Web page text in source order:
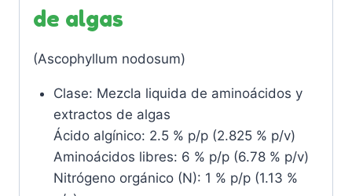
de algas
(Ascophyllum nodosum)
Clase: Mezcla liquida de aminoácidos y
extractos de algas
Ácido algínico: 2.5 % p/p (2.825 % p/v)
Aminoácidos libres: 6 % p/p (6.78 % p/v)
Nitrógeno orgánico (N): 1 % p/p (1.13 %